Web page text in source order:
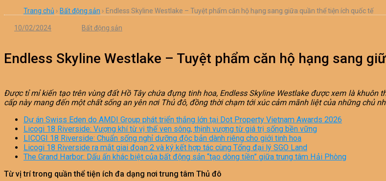
Trang chủ › Bất động sản › Endless Skyline Westlake – Tuyệt phẩm căn hộ hạng sang giữa quần thể tiện ích quốc tế
10/02/2024 Bất động sản
Endless Skyline Westlake – Tuyệt phẩm căn hộ hạng sang
Được tỉ mỉ kiến tạo trên vùng đất Hồ Tây chứa đựng tinh hoa, Endless Skyline Westlake được xem là khuôn
cấp này mang đến một chất sống an yên nơi Thủ đô, đồng thời chạm tới xúc cảm mãnh liệt của những chủ
Dự án Swiss Eden do AMDI Group phát triển thắng lớn tại Dot Property Vietnam Awards 2026
Licogi 18 Riverside: Vượng khí từ vị thế ven sông, thịnh vượng từ giá trị sống bền vững
LICOGI 18 Riverside: Chuẩn sống nghỉ dưỡng độc bản dành riêng cho giới tinh hoa
Licogi 18 Riverside ra mắt giai đoạn 2 và ký kết hợp tác cùng Tổng đại lý SGO Land
The Grand Harbor: Dấu ấn khác biệt của bất động sản “tạo dòng tiền” giữa trung tâm Hải Phòng
Từ vị trí trong quần thể tiện ích đa dạng nơi trung tâm Thủ đô